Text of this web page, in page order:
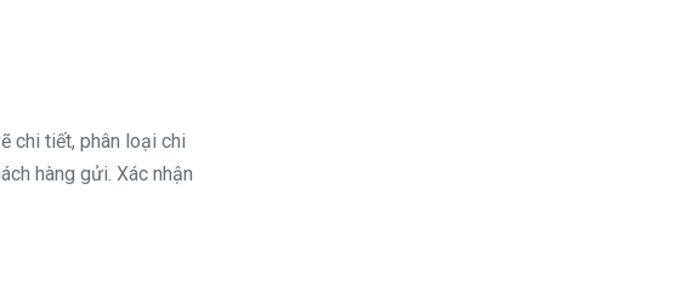
chi tiết, phân loại chi
hàng gửi. Xác nhận